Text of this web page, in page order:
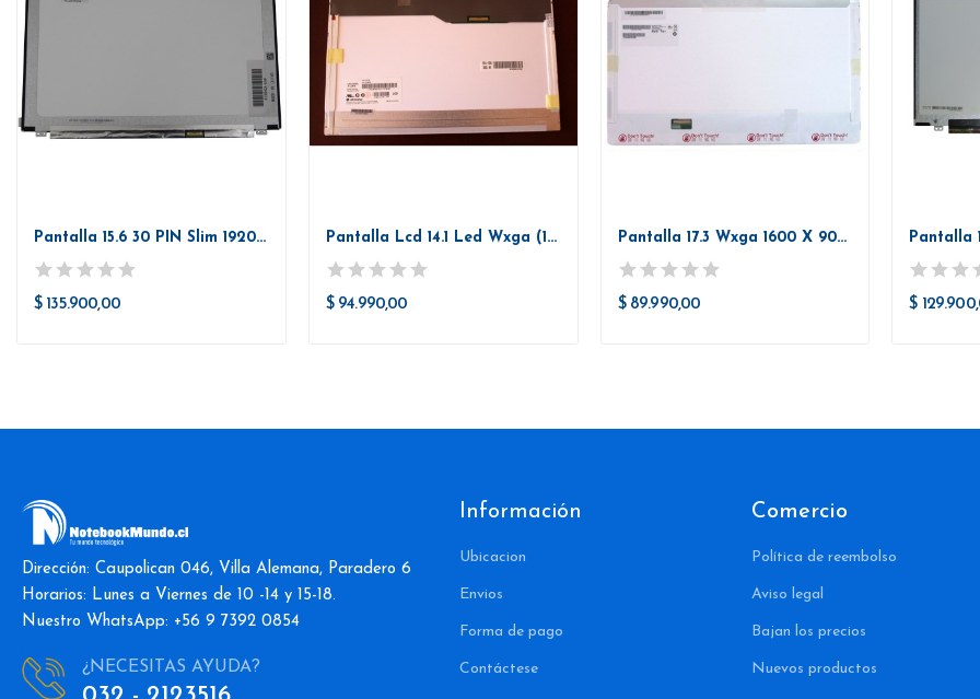
Pantalla 15.6 30 PIN Slim 1920*1080 Full HD IPS
$ 135.900,00
Pantalla Lcd 14.1 Led Wxga (1280x800) ....
$ 94.990,00
Pantalla 17.3 Wxga 1600 X 900 Led Glossy
$ 89.990,00 $
Dirección: Caupolican 046, Villa Alemana, Paradero 6
Horarios: Lunes a Viernes de 10 -14 y 15-18.
Nuestro WhatsApp: +56 9 7392 0854
¿NECESITAS AYUDA?
Información
Ubicacion
Envios
Forma de pago
Contáctese
Comercio
Política de reembolso
Aviso legal
Bajan los precios
Nuevos productos